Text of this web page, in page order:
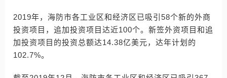
2019年，海防市各工业区和经济区已吸引58个新的外商
投资项目，追加投资项目达近100个。新签外资项目和追
加投资项目的投资总额达14.38亿美元，达年计划的
102.7%。